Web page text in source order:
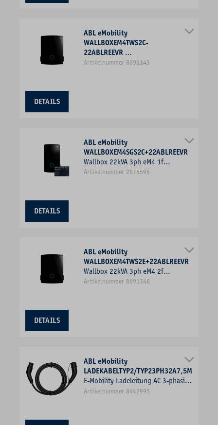
ABL eMobility
WALLBOXEM4TWS2C-
22ABLREEVR
Wallbox 22kVA 3ph eM4 2f
Artikelnummer 8691343
DETAILS
ABL eMobility
WALLBOXEM4SGS2C+22ABLREEVR
Wallbox 22kVA 3ph eM4 1f
22kW/Ladep IP55
Artikelnummer 2675595
DETAILS
ABL eMobility
WALLBOXEM4TWS2E+22ABLREEVR
Wallbox 22kVA 3ph eM4 2f
11kW/Ladep IP55
Artikelnummer 8691346
DETAILS
ABL eMobility
LADEKABELTYP2/TYP23PH32A7,5M
E-Mobility Ladeleitung AC 3-phasig
32A Typ Typ 2/Typ 2 Mode 3 2KL
Artikelnummer 8442995